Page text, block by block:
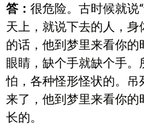
答： 很危险。古时候就说
天上，就说下去的人，
的话，他到梦里来看你
眼睛，缺个手就缺个手
怕，各种怪形怪状的。吊
来了，他到梦里来看你
长的。